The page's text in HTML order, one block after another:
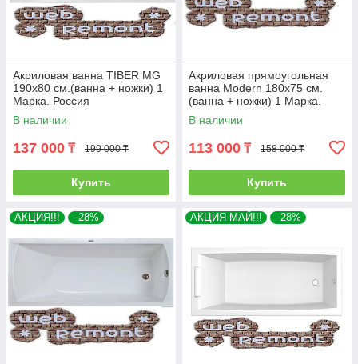
Акриловая ванна TIBER MG
190х80 см.(ванна + ножки) 1
Марка. Россия
В наличии
137 000 ₸ 199 000 ₸
Купить
Акриловая прямоугольная
ванна Modern 180х75 см.
(ванна + ножки) 1 Марка.
Россия
В наличии
113 000 ₸ 158 000 ₸
Купить
АКЦИЯ!!! –28% АКЦИЯ МАЙ!!! –28%